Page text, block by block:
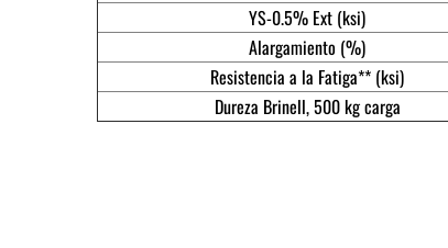
YS-0.5% Ext (ksi)
Alargamiento (%)
Resistencia a la Fatiga** (ksi)
Dureza Brinell, 500 kg carga